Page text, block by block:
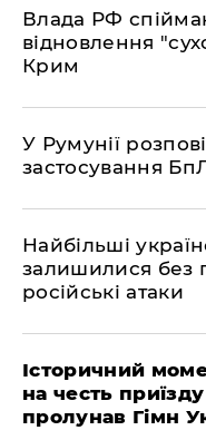
Влада РФ
відновлення
Крим
У Румунії
застосування
Найбільші
залишилися без
російські атаки
Історичний
на честь
пролунав Гімн